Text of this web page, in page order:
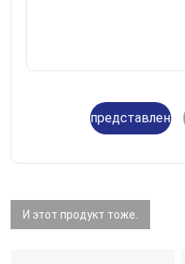
представление
И этот продукт тоже.